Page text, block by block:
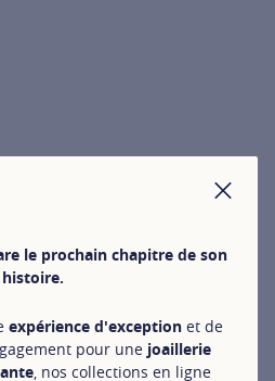
le prochain chapitre de son
histoire.
expérience d'exception et de
pour une joaillerie
, nos collections en ligne